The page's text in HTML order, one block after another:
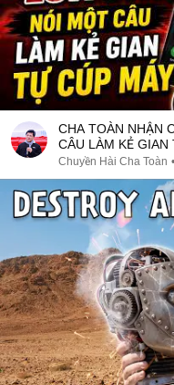
CHA TOÀN NHẬN
CÂU LÀM KẺ GIAN
Chuyền Hài Cha Toàn •